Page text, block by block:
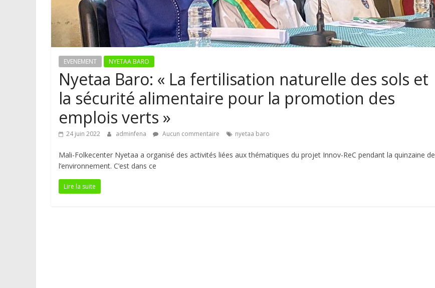
EVENEMENT NYETAA BARO
Nyetaa Baro: « La fertilisation naturelle des sols et
la sécurité alimentaire pour la promotion des
emplois verts »
24 juin 2022 adminfena Aucun commentaire nyetaa baro
Mali-Folkecenter Nyetaa a organisé des activités liées aux thématiques du projet Innov-ReC pendant la quinzaine de
l’environnement. C’est dans ce
Lire la suite